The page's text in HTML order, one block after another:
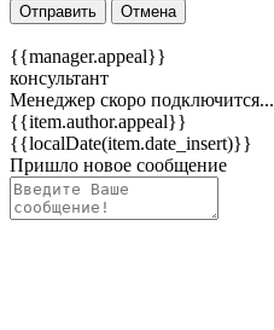
Отправить Отмена
{{manager.appeal}}
консультант
Менеджер скоро подключится...
{{item.author.appeal}}
{{localDate(item.date_insert)}}
Пришло новое сообщение